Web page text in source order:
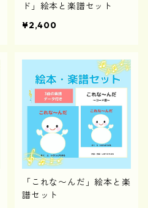
ド」絵本と楽譜セット
¥2,400
「これな〜んだ」絵本と楽
譜セット